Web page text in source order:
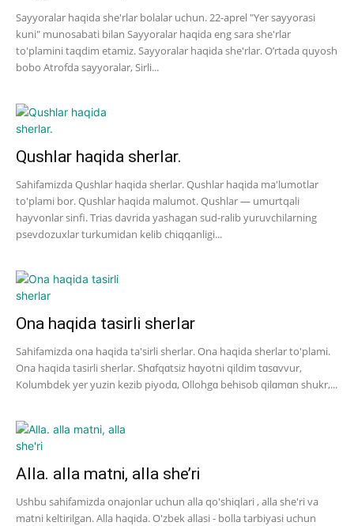
Sayyoralar haqida she'rlar bolalar uchun. 22-aprel "Yer sayyorasi
kuni" munosabati bilan Sayyoralar haqida eng sara she'rlar
to'plamini taqdim etamiz. Sayyoralar haqida she'rlar. O’rtada quyosh
bobo Atrofda sayyoralar, Sirli...
Qushlar haqida sherlar.
Sahifamizda Qushlar haqida sherlar. Qushlar haqida ma'lumotlar
to'plami bor. Qushlar haqida malumot. Qushlar — umurtqali
hayvonlar sinfi. Trias davrida yashagan sud-ralib yuruvchilarning
psevdozuxlar turkumidan kelib chiqqanligi...
Ona haqida tasirli sherlar
Sahifamizda ona haqida ta'sirli sherlar. Ona haqida sherlar to'plami.
Ona haqida tasirli sherlar. Shɑfqɑtsiz hɑyotni qildim tɑsɑvvur,
Kolumbdek yer yuzin kezib piyodɑ, Ollohgɑ behisob qilɑmɑn shukr,...
Alla. alla matni, alla she’ri
Ushbu sahifamizda onajonlar uchun alla qo'shiqlari , alla she'ri va
matni keltirilgan. Alla haqida. O'zbek allasi - bolla tarbiyasi uchun